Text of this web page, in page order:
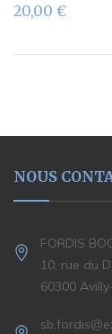
20,00 €
NOUS
FORDIS
10, rue du
60300